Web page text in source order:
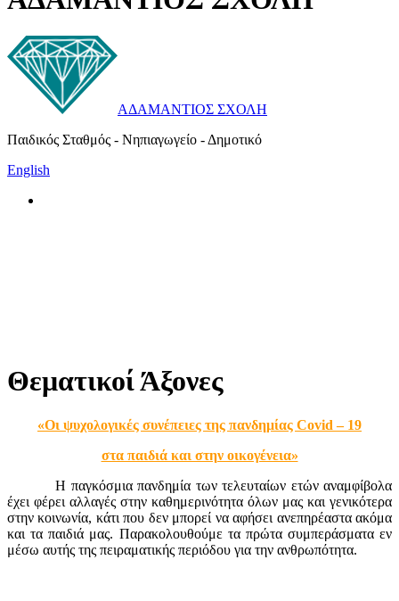
ΑΔΑΜΑΝΤΙΟΣ ΣΧΟΛΗ
Παιδικός Σταθμός - Νηπιαγωγείο - Δημοτικό
English
Θεματικοί Άξονες
«Οι ψυχολογικές συνέπειες της πανδημίας Covid – 19
στα παιδιά και στην οικογένεια»
Η παγκόσμια πανδημία των τελευταίων ετών αναμφίβολα
έχει φέρει αλλαγές στην καθημερινότητα όλων μας και γενικότερα
στην κοινωνία, κάτι που δεν μπορεί να αφήσει ανεπηρέαστα ακόμα
και τα παιδιά μας. Παρακολουθούμε τα πρώτα συμπεράσματα εν
μέσω αυτής της πειραματικής περιόδου για την ανθρωπότητα.